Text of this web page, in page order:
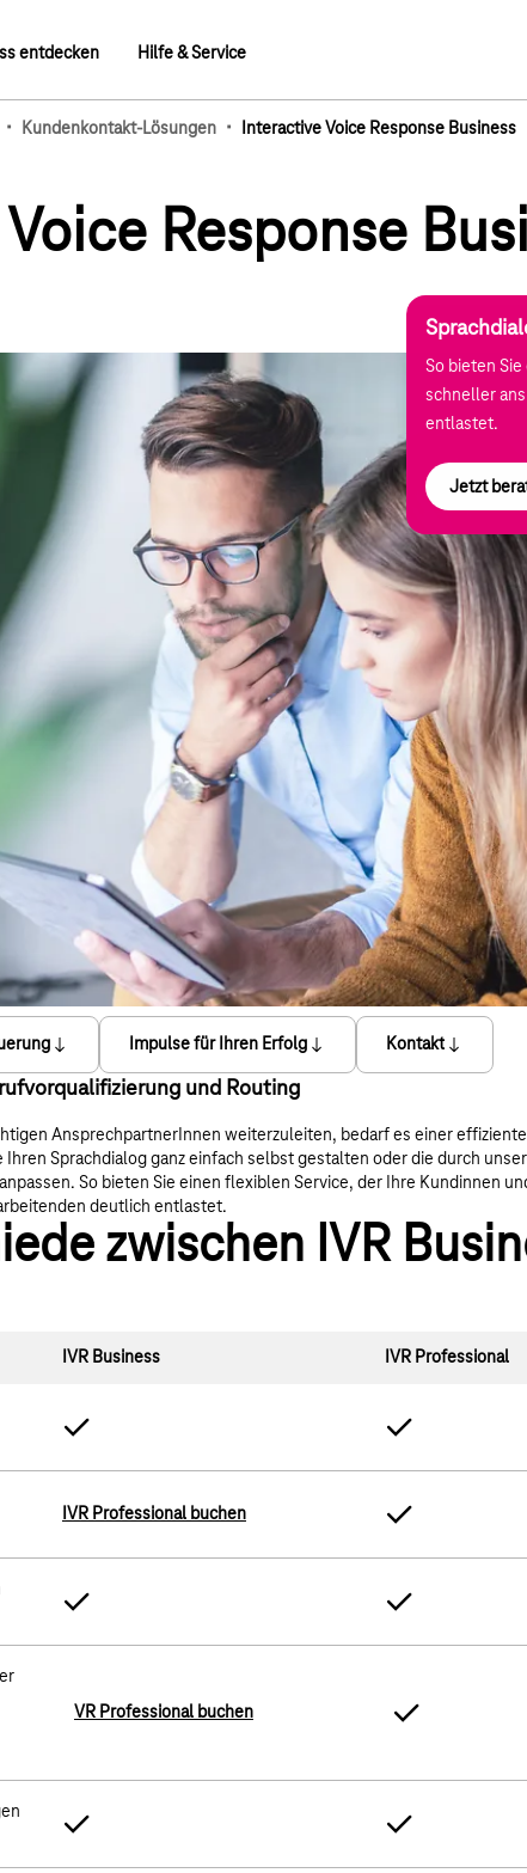
entdecken Hilfe & Service
Elemente
· Kundenkontakt-Lösungen · Interactive Voice Response Business
Response
So bieten
schneller
entlastet.
Jetzt
Impulse für Ihren Erfolg Kontakt
und Routing
AnsprechpartnerInnen weiterzuleiten, bedarf es einer
Ihren Sprachdialog ganz einfach selbst gestalten oder die durch
So bieten Sie einen flexiblen Service, der Ihre Kundinnen
deutlich entlastet.
zwischen IVR
IVR Business IVR Professional
IVR Professional buchen
VR Professional buchen